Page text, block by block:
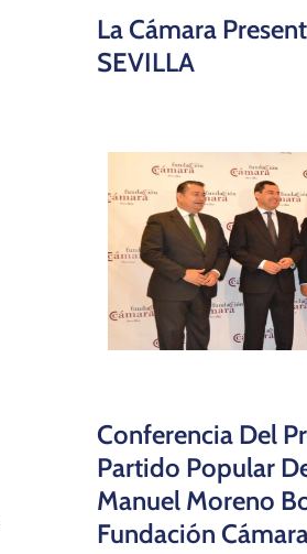
La Cámara
SEVILLA
Conferencia Del
Partido Popular
Manuel Moreno
Fundación